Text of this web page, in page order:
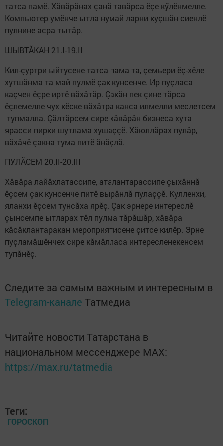
татса памӗ. Хăвăрăнах çанă тавăрса ӗçе кӳлӗнмелле.
Компьютер умӗнче ытла нумай ларни куçшăн сиенлӗ
пулнине асра тытăр.
ШЫВТĂКАН 21.I-19.II
Кил-çуртри ыйтусене татса пама та, çемьери ӗç-хӗле
хутшăнма та май пулмӗ çак кунсенче. Ир пуçласа
каçчен ӗçре иртӗ вăхăтăр. Çакăн пек çине тăрса
ӗçлемелле чух кӗске вăхăтра канса илмелли меслетсем
тупмалла. Çăлтăрсем сире хăвăрăн бизнеса хута
ярасси пирки шутлама хушаççӗ. Хăюллăрах пулăр,
вăхăчӗ çакна тума питӗ ăнăçлă.
ПУЛĂСЕМ 20.II-20.III
Хăвăра лайăхлатассипе, аталантарассипе çыхăннă
ӗçсем çак кунсенче питӗ вырăнлă пулаççӗ. Кулленхи,
яланхи ӗçсем тунсăха ярӗç. Çак эрнере интереслӗ
çынсемпе ытларах тӗл пулма тăрăшăр, хăвăра
кăсăклантаракан мероприятисене çитсе килӗр. Эрне
пуçламăшӗнчех сире кăмăлласа интересленекенсем
тупăнӗç.
Следите за самым важным и интересным в
Telegram-канале Татмедиа
Читайте новости Татарстана в
национальном мессенджере MАХ:
https://max.ru/tatmedia
Теги:
ГОРОСКОП